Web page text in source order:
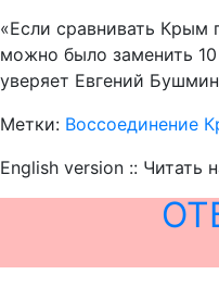
«Если сравнивать Крым
можно было заменить
уверяет Евгений
Метки: Воссоединение
English version :: Читать